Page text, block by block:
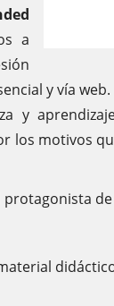
a
y vía web.
y
los motivos